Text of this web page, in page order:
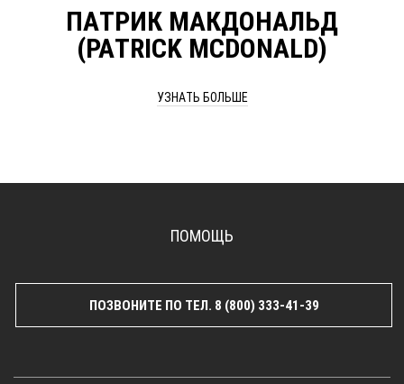
ПАТРИК МАКДОНАЛЬД
(PATRICK MCDONALD)
УЗНАТЬ БОЛЬШЕ
ПОМОЩЬ
ПОЗВОНИТЕ ПО ТЕЛ. 8 (800) 333-41-39